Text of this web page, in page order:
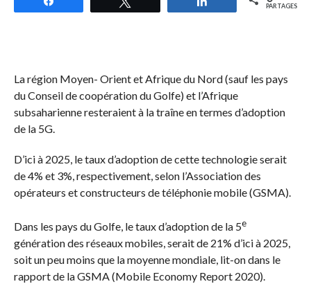
PARTAGES
La région Moyen- Orient et Afrique du Nord (sauf les pays
du Conseil de coopération du Golfe) et l’Afrique
subsaharienne resteraient à la traîne en termes d’adoption
de la 5G.
D’ici à 2025, le taux d’adoption de cette technologie serait
de 4% et 3%, respectivement, selon l’Association des
opérateurs et constructeurs de téléphonie mobile (GSMA).
Dans les pays du Golfe, le taux d’adoption de la 5e
génération des réseaux mobiles, serait de 21% d’ici à 2025,
soit un peu moins que la moyenne mondiale, lit-on dans le
rapport de la GSMA (Mobile Economy Report 2020).